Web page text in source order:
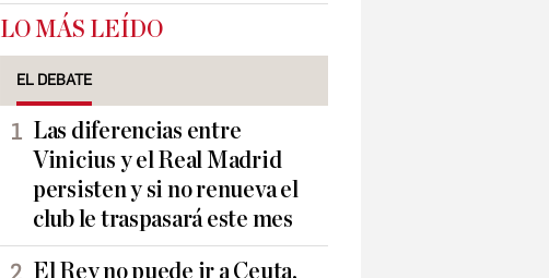
LO MÁS LEÍDO
EL DEBATE
Las diferencias entre
Vinicius y el Real Madrid
persisten y si no renueva el
club le traspasará este mes
El Rey no puede ir a Ceuta,